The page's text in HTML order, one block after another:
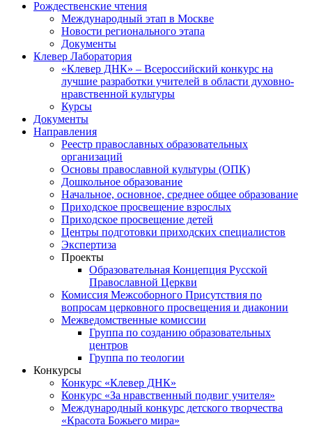
Рождественские чтения
Международный этап в Москве
Новости регионального этапа
Документы
Клевер Лаборатория
«Клевер ДНК» – Всероссийский конкурс на
лучшие разработки учителей в области духовно-
нравственной культуры
Курсы
Документы
Направления
Реестр православных образовательных
организаций
Основы православной культуры (ОПК)
Дошкольное образование
Начальное, основное, среднее общее образование
Приходское просвещение взрослых
Приходское просвещение детей
Центры подготовки приходских специалистов
Экспертиза
Проекты
Образовательная Концепция Русской
Православной Церкви
Комиссия Межсоборного Присутствия по
вопросам церковного просвещения и диаконии
Межведомственные комиссии
Группа по созданию образовательных
центров
Группа по теологии
Конкурсы
Конкурс «Клевер ДНК»
Конкурс «За нравственный подвиг учителя»
Международный конкурс детского творчества
«Красота Божьего мира»